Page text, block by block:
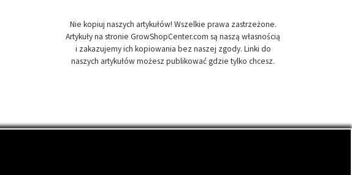
Nie kopiuj naszych artykułów! Wszelkie prawa zastrzeżone.
Artykuły na stronie GrowShopCenter.com są naszą własnością
i zakazujemy ich kopiowania bez naszej zgody. Linki do
naszych artykułów możesz publikować gdzie tylko chcesz.
na temat uprawy roślin.